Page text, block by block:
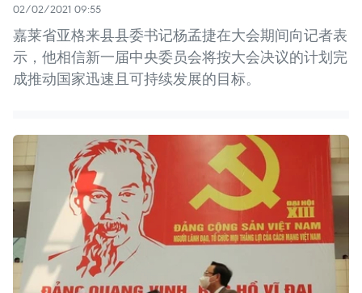
02/02/2021 09:55
嘉莱省亚格来县县委书记杨孟捷在大会期间向记者表
示，他相信新一届中央委员会将按大会决议的计划完
成推动国家迅速且可持续发展的目标。